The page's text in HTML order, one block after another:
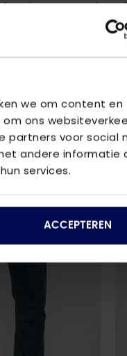
we om content en
ons
partners voor social
andere informatie
services.
ACCEPTEREN
je graag verder
klantenservice